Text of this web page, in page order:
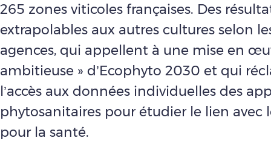
265 zones viticoles françaises. Des
extrapolables aux autres cultures selon
agences, qui appellent à une mise en
ambitieuse » d’Ecophyto 2030 et qui
l’accès aux données individuelles des
phytosanitaires pour étudier le lien avec
pour la santé.